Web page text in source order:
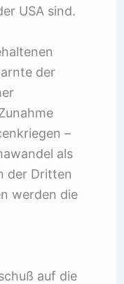
USA sind.
der
–
als
der Dritten
werden die
auf die